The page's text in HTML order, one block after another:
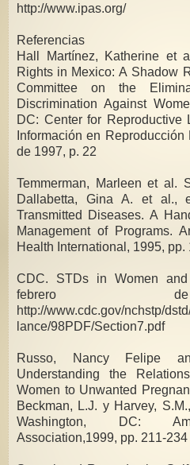
http://www.ipas.org/
Referencias
Hall Martínez, Katherine et
Rights in Mexico: A Shadow
Committee on the
Discrimination Against
DC: Center for
Información en
de 1997, p. 22
Temmerman, Marleen et al.
Dallabetta, Gina A. et al.,
Transmitted Diseases. A
Management of Programs.
Health International, 1995, pp.
CDC. STDs in Women
febrero
http://www.cdc.gov/nchstp/
lance/98PDF/Section7.pdf
Russo, Nancy Felipe
Understanding the
Women to Unwanted
Beckman, L.J. y Harvey,
Washington, DC:
Association,1999, pp. 211-234